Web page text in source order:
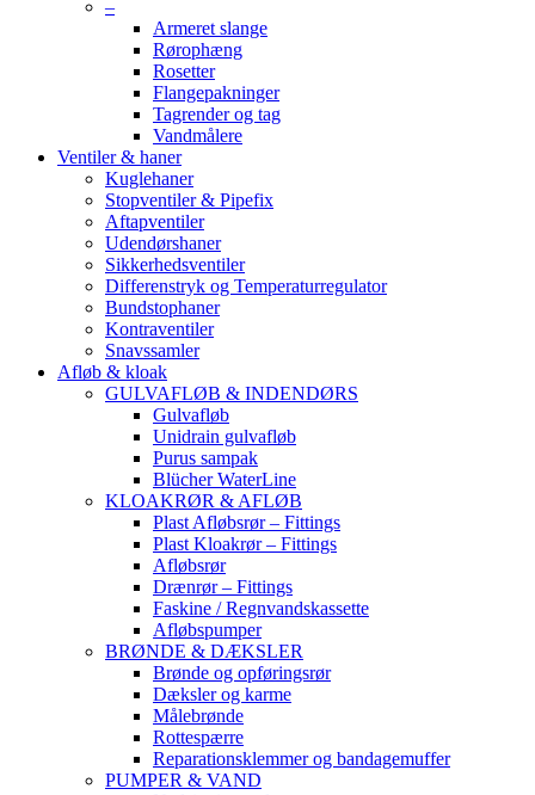
–
Armeret slange
Rørophæng
Rosetter
Flangepakninger
Tagrender og tag
Vandmålere
Ventiler & haner
Kuglehaner
Stopventiler & Pipefix
Aftapventiler
Udendørshaner
Sikkerhedsventiler
Differenstryk og Temperaturregulator
Bundstophaner
Kontraventiler
Snavssamler
Afløb & kloak
GULVAFLØB & INDENDØRS
Gulvafløb
Unidrain gulvafløb
Purus sampak
Blücher WaterLine
KLOAKRØR & AFLØB
Plast Afløbsrør – Fittings
Plast Kloakrør – Fittings
Afløbsrør
Drænrør – Fittings
Faskine / Regnvandskassette
Afløbspumper
BRØNDE & DÆKSLER
Brønde og opføringsrør
Dæksler og karme
Målebrønde
Rottespærre
Reparationsklemmer og bandagemuffer
PUMPER & VAND